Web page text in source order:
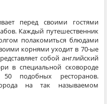
перед своими гостями
Каждый путешественник
полакомиться блюдами
корнями уходит в 70-ые
собой английский
в специальной сковороде
подобных ресторанов.
на так называемом